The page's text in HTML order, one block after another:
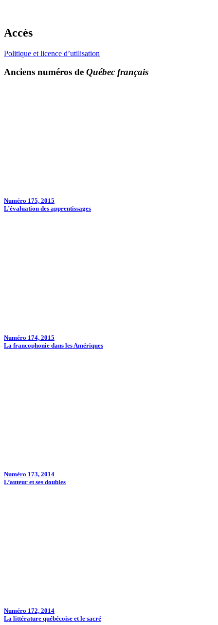
Accès
Politique et licence d’utilisation
Anciens numéros de Québec français
Numéro 175, 2015
L’évaluation des apprentissages
Numéro 174, 2015
La francophonie dans les Amériques
Numéro 173, 2014
L’auteur et ses doubles
Numéro 172, 2014
La littérature québécoise et le sacré